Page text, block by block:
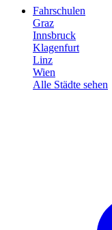
Fahrschulen
Graz
Innsbruck
Klagenfurt
Linz
Wien
Alle Städte sehen